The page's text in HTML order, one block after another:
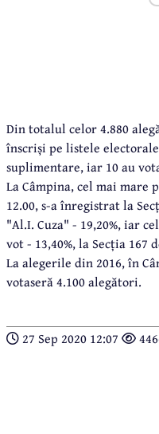
Din totalul celor 4.880
înscriși pe listele
suplimentare, iar 10 au
La Câmpina, cel mai mare
12.00, s-a înregistrat la
"Al.I. Cuza" - 19,20%, iar
vot - 13,40%, la Secția 167
La alegerile din 2016, în
votaseră 4.100 alegători.
27 Sep 2020 12:07